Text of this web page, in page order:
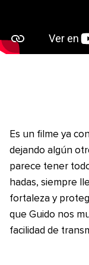
Es un filme ya
dejando algún
parece tener
hadas, siempre
fortaleza y
que Guido nos
facilidad de